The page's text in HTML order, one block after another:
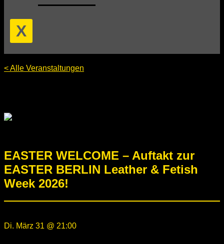
X
< Alle Veranstaltungen
EASTER WELCOME – Auftakt zur
EASTER BERLIN Leather & Fetish
Week 2026!
Di. März 31 @ 21:00